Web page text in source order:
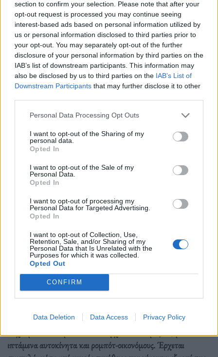
section to confirm your selection. Please note that after your
opt-out request is processed you may continue seeing
interest-based ads based on personal information utilized by
us or personal information disclosed to third parties prior to
your opt-out. You may separately opt-out of the further
disclosure of your personal information by third parties on the
IAB’s list of downstream participants. This information may
also be disclosed by us to third parties on the IAB’s List of
Downstream Participants that may further disclose it to other
Personal Data Processing Opt Outs
I want to opt-out of the Sharing of my
personal data.
Opted In
I want to opt-out of the Sale of my
Personal Data.
Opted In
I want to opt-out of processing my
Personal Data for Targeted Advertising.
Opted In
I want to opt-out of Collection, Use,
Retention, Sale, and/or Sharing of my
Personal Data that Is Unrelated with the
Purposes for which it was collected.
Opted Out
CONFIRM
Data Deletion Data Access Privacy Policy
Δημοσιεύθηκε σεΜέλλον|TaggedEnshittification,fbphotopost,
ανεξαρτησία,εναλλακτική,Ευρώπη,σταθερότητα, Τεχνολογία,τραμπ
Δείτε επίσης
Μέλλον
Το 2026 δεν είναι sci-fi, είναι απλώς η
Δευτέρα που έρχεται πιο γρήγορα απ’ όσο
αντέχουμε
Ξεχνάμε ότι το «μέλλον» δεν έρχεται ποτέ μαζικά, με
ιπτάμενα αυτοκίνητα και ρομπότ-οικονόμους. Έρχεται